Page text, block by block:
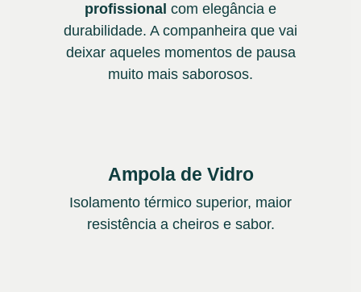
profissional com elegância e
durabilidade. A companheira que vai
deixar aqueles momentos de pausa
muito mais saborosos.
Ampola de Vidro
Isolamento térmico superior, maior
resistência a cheiros e sabor.